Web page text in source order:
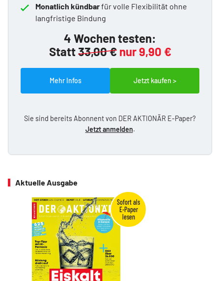
Monatlich kündbarfür volle Flexibilität ohne
langfristige Bindung
4 Wochen testen:
Statt33,00 € nur 9,90 €
Mehr Infos Jetzt kaufen >
Sie sind bereits Abonnent von DER AKTIONÄR E-Paper?
Jetzt anmelden.
Aktuelle Ausgabe